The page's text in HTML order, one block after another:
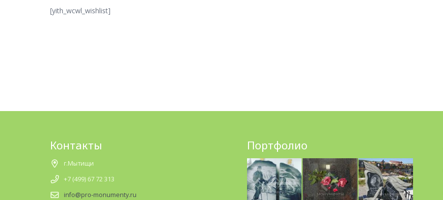
[yith_wcwl_wishlist]
Контакты
г.Мытищи
+7 (499) 67 72 313
info@pro-monumenty.ru
Портфолио